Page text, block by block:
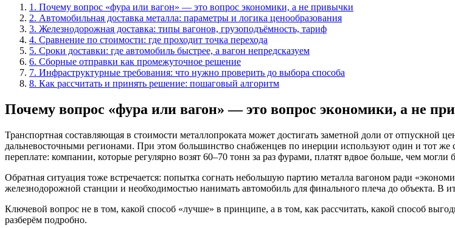
1 . Почему вопрос «фура или вагон» — это вопрос экономики, а не привычки
2. Автомобильная доставка металла: параметры и логика ценообразования
3. Железнодорожная доставка: типы вагонов, грузоподъёмность, тариф
4. Сравнение по стоимости: где проходит точка перехода
5. Сроки доставки: где автомобиль быстрее, а вагон непредсказуем
6. Сборные отправки как промежуточное решение
7. Инфраструктурные требования: что нужно проверить до выбора способа
8. Как рассчитать и принять решение: пошаговый алгоритм
Почему вопрос «фура или вагон» — это вопрос экономики, а не
Транспортная составляющая в стоимости металлопроката может достигать заметной доли от
дальневосточными регионами. При этом большинство снабженцев по инерции используют один и тот
переплате: компании, которые регулярно возят 60–70 тонн за раз фурами, платят вдвое больше, чем
Обратная ситуация тоже встречается: попытка согнать небольшую партию металла вагоном ради
железнодорожной станции и необходимостью нанимать автомобиль для финального плеча до объекта. В
Ключевой вопрос не в том, какой способ «лучше» в принципе, а в том, как рассчитать, какой способ
разберём подробно.